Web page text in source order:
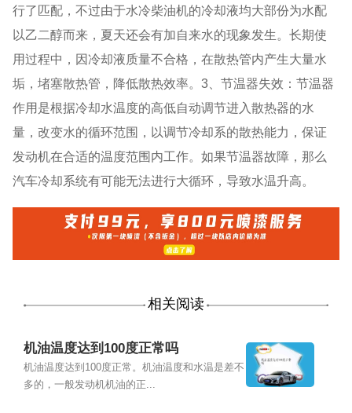
行了匹配，不过由于水冷柴油机的冷却液均大部份为水配
以乙二醇而来，夏天还会有加自来水的现象发生。长期使
用过程中，因冷却液质量不合格，在散热管内产生大量水
垢，堵塞散热管，降低散热效率。3、节温器失效：节温器
作用是根据冷却水温度的高低自动调节进入散热器的水
量，改变水的循环范围，以调节冷却系的散热能力，保证
发动机在合适的温度范围内工作。如果节温器故障，那么
汽车冷却系统有可能无法进行大循环，导致水温升高。
相关阅读
机油温度达到100度正常吗
机油温度达到100度正常。机油温度和水温是差不
多的，一般发动机机油的正...